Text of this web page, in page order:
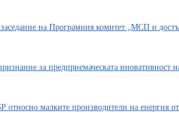
на Програмния комитет „МСП и
за предприемаческата иновативност
относно малките производители на енергия